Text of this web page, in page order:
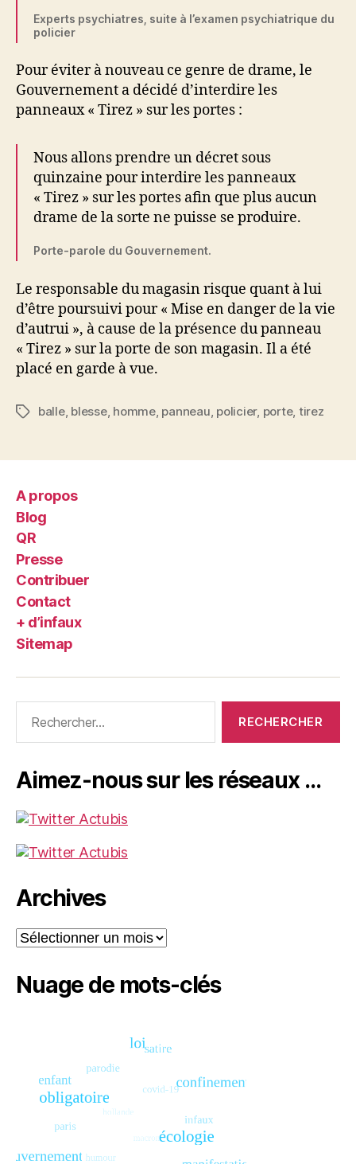
Experts psychiatres, suite à l’examen psychiatrique du
policier
Pour éviter à nouveau ce genre de drame, le
Gouvernement a décidé d’interdire les
panneaux « Tirez » sur les portes :
Nous allons prendre un décret sous
quinzaine pour interdire les panneaux
« Tirez » sur les portes afin que plus aucun
drame de la sorte ne puisse se produire.
Porte-parole du Gouvernement.
Le responsable du magasin risque quant à lui
d’être poursuivi pour « Mise en danger de la vie
d’autrui », à cause de la présence du panneau
« Tirez » sur la porte de son magasin. Il a été
placé en garde à vue.
Étiquettes
balle, blesse, homme, panneau policier, porte, tirez
A propos
Blog
QR
Presse
Contribuer
Contact
+ d’infaux
Sitemap
Aimez-nous sur les réseaux …
Archives
Archives
Nuage de mots-clés